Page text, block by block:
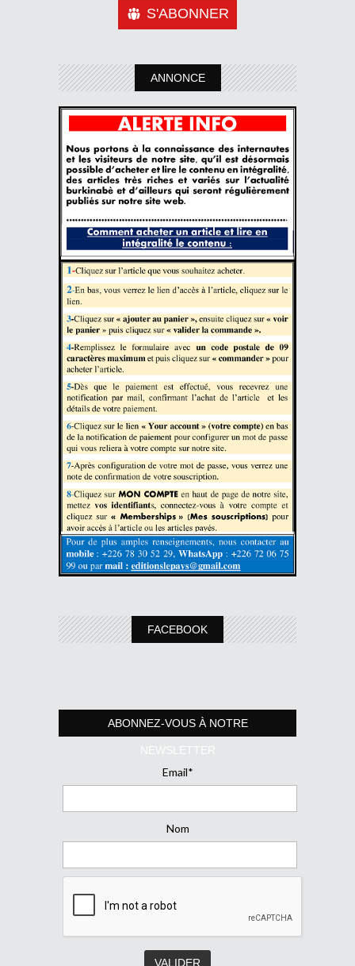
S'ABONNER
ANNONCE
FACEBOOK
ABONNEZ-VOUS À NOTRE
NEWSLETTER
Email*
Nom